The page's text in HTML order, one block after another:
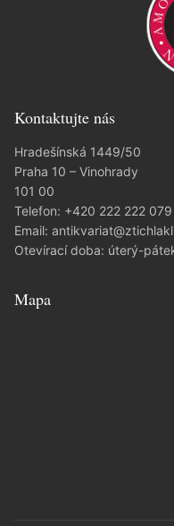
Kontaktujte nás
Hradešínská 1449/50
Praha 10 – Vinohrady
101 00
Telefon: +420 222 222 079
Email:
Otevírací doba: úterý-
Mapa